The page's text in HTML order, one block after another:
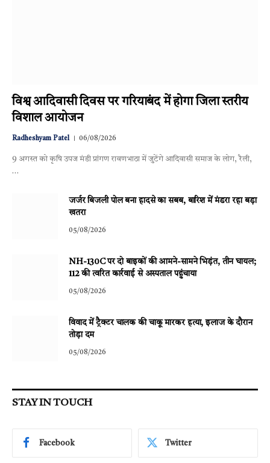
विश्व आदिवासी दिवस पर गरियाबंद में होगा जिला स्तरीय
विशाल आयोजन
Radheshyam Patel 06/08/2026
9 अगस्त को कृषि उपज मंडी प्रांगण रावणभाठा में जुटेंगे आदिवासी समाज के लोग, रैली,
…
जर्जर बिजली पोल बना हादसे का सबब, बारिश में मंडरा रहा बड़ा
खतरा
05/08/2026
NH-130C पर दो बाइकों की आमने-सामने भिड़ंत, तीन घायल;
112 की त्वरित कार्रवाई से अस्पताल पहुंचाया
05/08/2026
विवाद में ट्रैक्टर चालक की चाकू मारकर हत्या, इलाज के दौरान
तोड़ा दम
05/08/2026
STAY IN TOUCH
Facebook Twitter